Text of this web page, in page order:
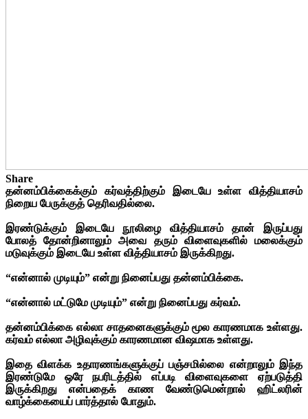
Share
தன்னம்பிக்கைக்கும் கர்வத்திற்கும் இடையே உள்ள வித்தியாசம்
நிறைய பேருக்குத் தெரிவதில்லை.
இரண்டுக்கும் இடையே நூலிழை வித்தியாசம் தான் இருப்பது
போலத் தோன்றினாலும் அவை தரும் விளைவுகளில் மலைக்கும்
மடுவுக்கும் இடையே உள்ள வித்தியாசம் இருக்கிறது.
“என்னால் முடியும்” என்று நினைப்பது தன்னம்பிக்கை.
“என்னால் மட்டுமே முடியும்” என்று நினைப்பது கர்வம்.
தன்னம்பிக்கை எல்லா சாதனைகளுக்கும் மூல காரணமாக உள்ளது.
கர்வம் எல்லா அழிவுக்கும் காரணமான விஷமாக உள்ளது.
இதை விளக்க உதாரணங்களுக்குப் பஞ்சமில்லை என்றாலும் இந்த
இரண்டுமே ஒரே நபரிடத்தில் எப்படி விளைவுகளை ஏற்படுத்தி
இருக்கிறது என்பதைக் காண வேண்டுமென்றால் ஹிட்லரின்
வாழ்க்கையைப் பார்த்தால் போதும்.